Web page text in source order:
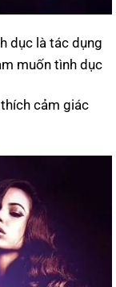
dục là tác dụng
muốn tình dục
cảm giác